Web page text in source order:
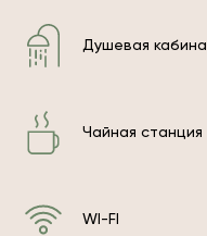
Душевая кабина
Чайная станция
WI-FI